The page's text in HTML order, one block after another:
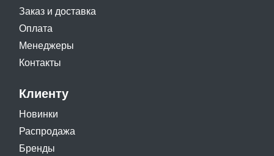
Заказ и доставка
Оплата
Менеджеры
Контакты
Клиенту
Новинки
Распродажа
Бренды